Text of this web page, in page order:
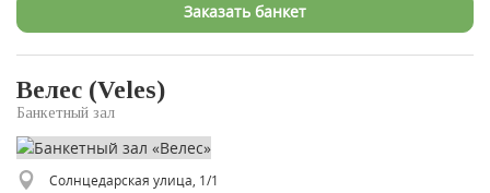
Заказать банкет
Велес (Veles)
Банкетный зал
Солнцедарская улица, 1/1